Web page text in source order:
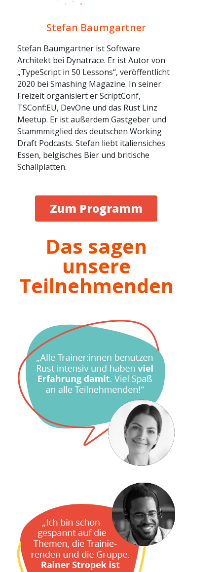
Stefan Baumgartner
Stefan Baumgartner ist Software
Architekt bei Dynatrace. Er ist Autor von
„TypeScript in 50 Lessons“, veröffentlicht
2020 bei Smashing Magazine. In seiner
Freizeit organisiert er ScriptConf,
TSConf:EU, DevOne und das Rust Linz
Meetup. Er ist außerdem Gastgeber und
Stammmitglied des deutschen Working
Draft Podcasts. Stefan liebt italiensiches
Essen, belgisches Bier und britische
Schallplatten.
Zum Programm
Das sagen
unsere
Teilnehmenden